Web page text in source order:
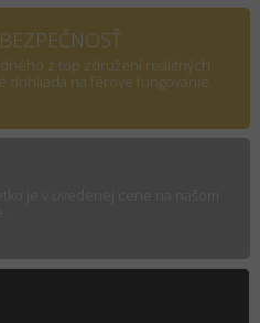
z top združení realitných
dohliada na férove fungovanie.